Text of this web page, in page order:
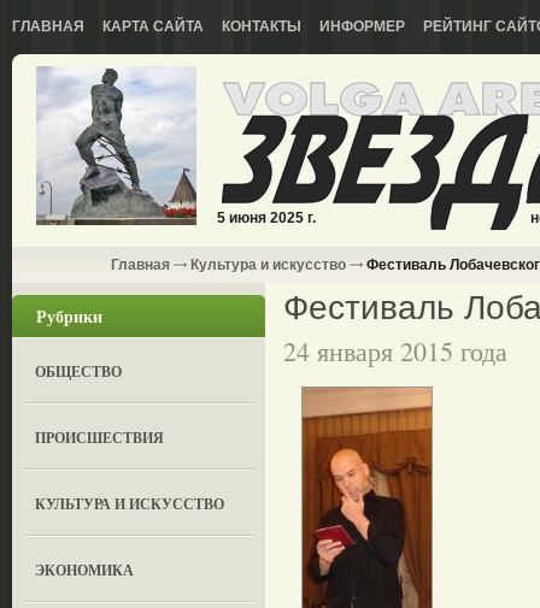
ГЛАВНАЯ КАРТА САЙТА КОНТАКТЫ ИНФОРМЕР РЕЙТИНГ
5 июня 2025 г.
Главная Культура и искусство Фестиваль
Рубрики
ОБЩЕСТВО
ПРОИСШЕСТВИЯ
КУЛЬТУРА И ИСКУССТВО
ЭКОНОМИКА
Фестиваль
24 января 2015 года